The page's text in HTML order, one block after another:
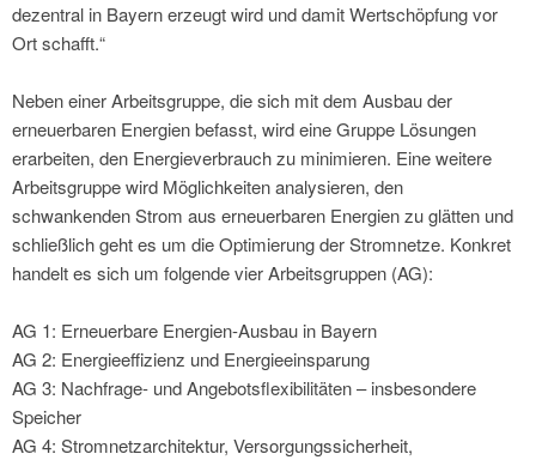
dezentral in Bayern erzeugt wird und damit Wertschöpfung vor
Ort schafft.“
Neben einer Arbeitsgruppe, die sich mit dem Ausbau der
erneuerbaren Energien befasst, wird eine Gruppe Lösungen
erarbeiten, den Energieverbrauch zu minimieren. Eine weitere
Arbeitsgruppe wird Möglichkeiten analysieren, den
schwankenden Strom aus erneuerbaren Energien zu glätten und
schließlich geht es um die Optimierung der Stromnetze. Konkret
handelt es sich um folgende vier Arbeitsgruppen (AG):
AG 1: Erneuerbare Energien-Ausbau in Bayern
AG 2: Energieeffizienz und Energieeinsparung
AG 3: Nachfrage- und Angebotsflexibilitäten – insbesondere
Speicher
AG 4: Stromnetzarchitektur, Versorgungssicherheit,